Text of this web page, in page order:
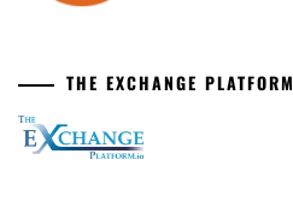
THE EXCHANGE PLATFORM